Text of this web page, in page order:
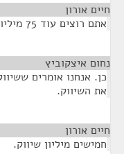
חיים אורון
אתם רוצים עוד 75 מיליון.
נחום איצקוביץ
כן. אנחנו אומרים
את השיווק.
חיים אורון
חמישים מיליון שיווק.